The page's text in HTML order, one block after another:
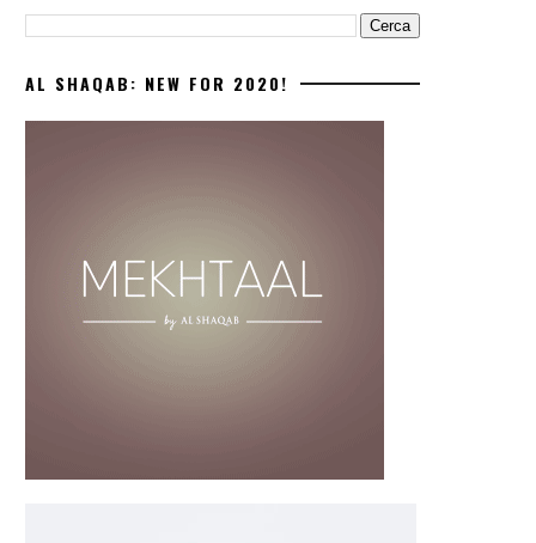
AL SHAQAB: NEW FOR 2020!